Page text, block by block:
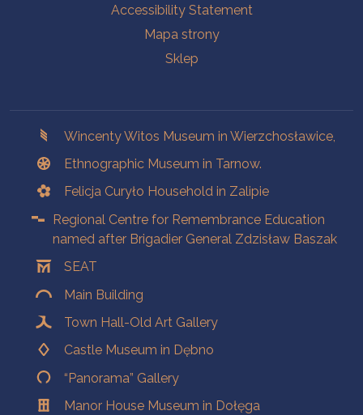
Accessibility Statement
Mapa strony
Sklep
Wincenty Witos Museum in Wierzchosławice,
Ethnographic Museum in Tarnow.
Felicja Curyło Household in Zalipie
Regional Centre for Remembrance Education
named after Brigadier General Zdzisław Baszak
SEAT
Main Building
Town Hall-Old Art Gallery
Castle Museum in Dębno
“Panorama” Gallery
Manor House Museum in Dołęga